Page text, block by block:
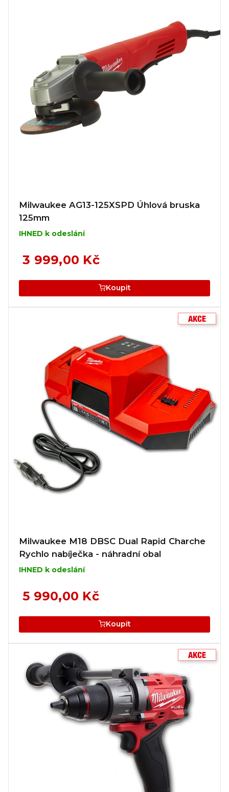
Milwaukee AG13-125XSPD Úhlová bruska
125mm
IHNED k odeslání
3 999,00 Kč
Koupit
Milwaukee M18 DBSC Dual Rapid Charche
Rychlo nabíječka - náhradní obal
IHNED k odeslání
5 990,00 Kč
Koupit